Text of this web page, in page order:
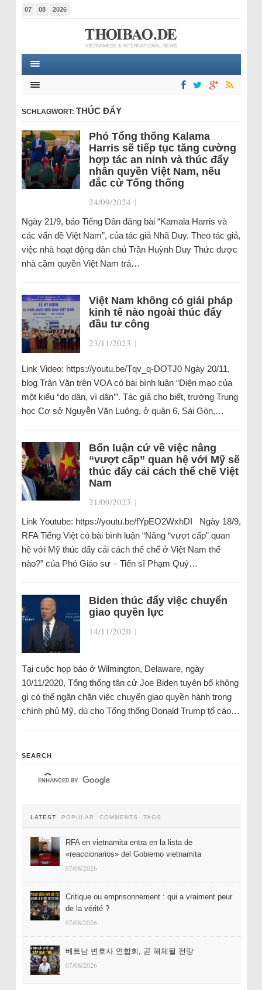
07 08 2026
SCHLAGWORT: THÚC ĐẨY
Phó Tổng thống Kalama
Harris sẽ tiếp tục tăng cường
hợp tác an ninh và thúc đẩy
nhân quyền Việt Nam, nếu
đắc cử Tổng thống
24/09/2024 |
Ngày 21/9, báo Tiếng Dân đăng bài “Kamala Harris và
các vấn đề Việt Nam”, của tác giả Nhã Duy. Theo tác giả,
việc nhà hoạt động dân chủ Trần Huỳnh Duy Thức được
nhà cầm quyền Việt Nam trả…
Việt Nam không có giải pháp
kinh tế nào ngoài thúc đẩy
đầu tư công
23/11/2023 |
Link Video: https://youtu.be/Tqv_q-DOTJ0 Ngày 20/11,
blog Trân Văn trên VOA có bài bình luận “Diện mạo của
một kiểu “do dân, vì dân’”. Tác giả cho biết, trường Trung
học Cơ sở Nguyễn Văn Luông, ở quận 6, Sài Gòn,…
Bốn luận cứ về việc nâng
“vượt cấp” quan hệ với Mỹ sẽ
thúc đẩy cải cách thể chế Việt
Nam
21/09/2023 |
Link Youtube: https://youtu.be/fYpEO2WxhDI Ngày 18/9,
RFA Tiếng Việt có bài bình luận “Nâng “vượt cấp” quan
hệ với Mỹ thúc đẩy cải cách thể chế ở Việt Nam thế
nào?” của Phó Giáo sư – Tiến sĩ Phạm Quý…
Biden thúc đẩy việc chuyển
giao quyền lực
14/11/2020 |
Tại cuộc họp báo ở Wilmington, Delaware, ngày
10/11/2020, Tổng thống tân cử Joe Biden tuyên bố không
gì có thể ngăn chặn việc chuyển giao quyền hành trong
chính phủ Mỹ, dù cho Tổng thống Donald Trump tố cáo…
SEARCH
LATEST POPULAR COMMENTS TAGS
RFA en vietnamita entra en la lista de
«reaccionarios» del Gobierno vietnamita
07/08/2026
Critique ou emprisonnement : qui a vraiment peur
de la vérité ?
07/08/2026
베트남 변호사 연합회, 곧 해체될 전망
07/08/2026